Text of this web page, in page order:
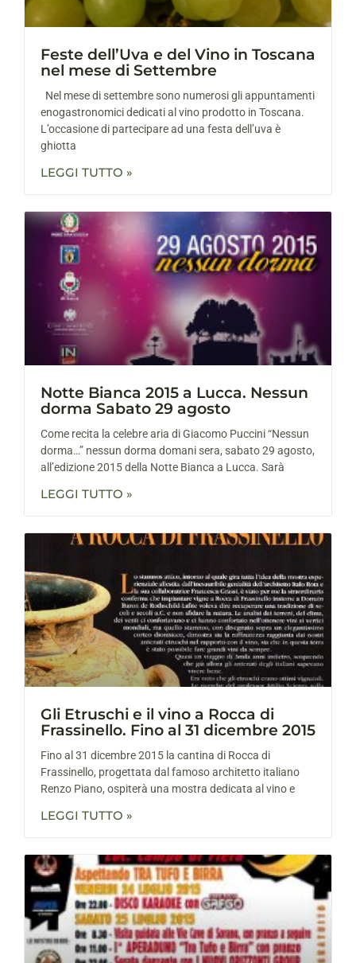
Feste dell’Uva e del Vino in Toscana
nel mese di Settembre
Nel mese di settembre sono numerosi gli appuntamenti
enogastronomici dedicati al vino prodotto in Toscana.
L’occasione di partecipare ad una festa dell’uva è
ghiotta
LEGGI TUTTO »
Notte Bianca 2015 a Lucca. Nessun
dorma Sabato 29 agosto
Come recita la celebre aria di Giacomo Puccini “Nessun
dorma…” nessun dorma domani sera, sabato 29 agosto,
all’edizione 2015 della Notte Bianca a Lucca. Sarà
LEGGI TUTTO »
Gli Etruschi e il vino a Rocca di
Frassinello. Fino al 31 dicembre 2015
Fino al 31 dicembre 2015 la cantina di Rocca di
Frassinello, progettata dal famoso architetto italiano
Renzo Piano, ospiterà una mostra dedicata al vino e
LEGGI TUTTO »